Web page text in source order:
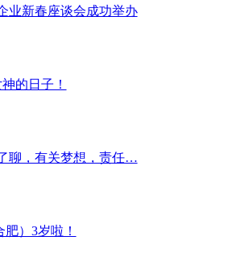
业新春座谈会成功举办
的日子！
聊，有关梦想，责任…
）3岁啦！